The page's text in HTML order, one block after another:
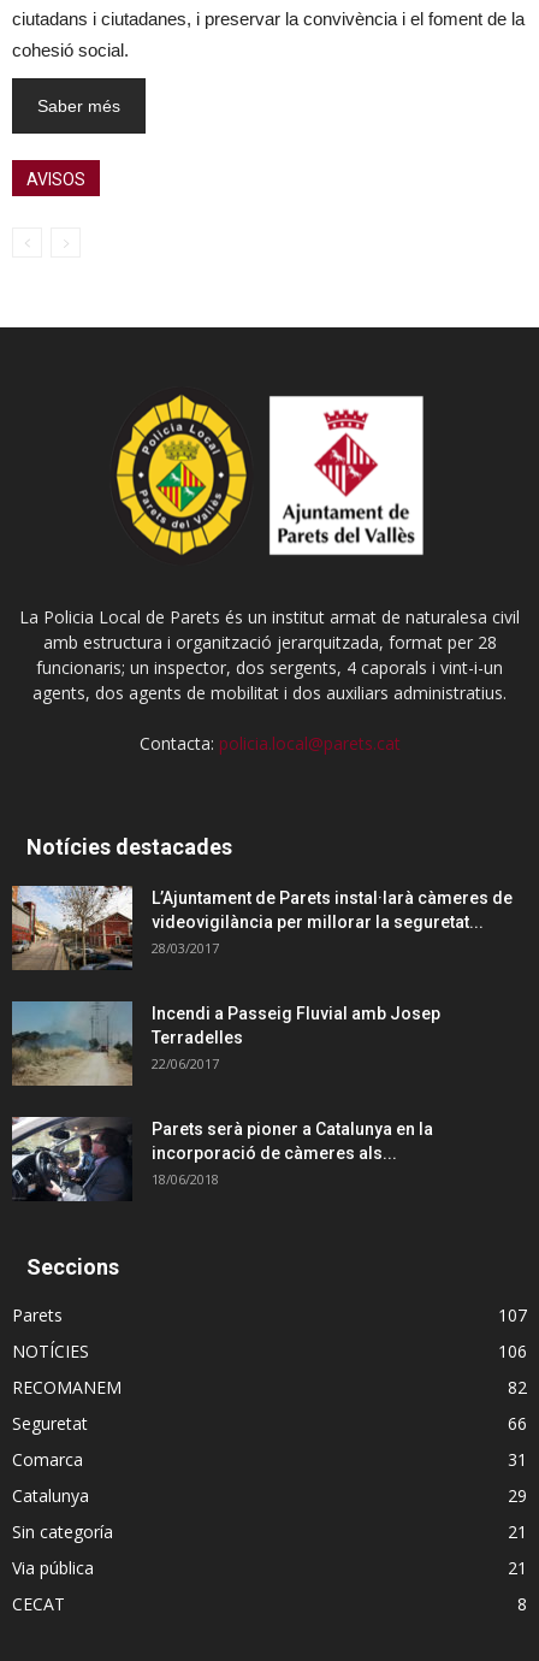
ciutadans i ciutadanes, i preservar la convivència i el foment de la
cohesió social.
Saber més
AVISOS
La Policia Local de Parets és un institut armat de naturalesa civil
amb estructura i organització jerarquitzada, format per 28
funcionaris; un inspector, dos sergents, 4 caporals i vint-i-un
agents, dos agents de mobilitat i dos auxiliars administratius.
Contacta: policia.local@parets.cat
Notícies destacades
L’Ajuntament de Parets instal·larà càmeres de
videovigilància per millorar la seguretat...
28/03/2017
Incendi a Passeig Fluvial amb Josep
Terradelles
22/06/2017
Parets serà pioner a Catalunya en la
incorporació de càmeres als...
18/06/2018
Seccions
Parets
107
NOTÍCIES
106
RECOMANEM
82
Seguretat
66
Comarca
31
Catalunya
29
Sin categoría
21
Via pública
21
CECAT
8